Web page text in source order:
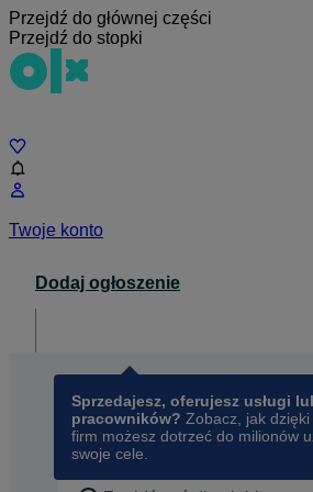
Przejdź do głównej części
Przejdź do stopki
Twoje konto
Dodaj ogłoszenie
Sprzedajesz, oferujesz usługi
pracowników? Zobacz, jak
firm możesz dotrzeć do milionów
swoje cele.